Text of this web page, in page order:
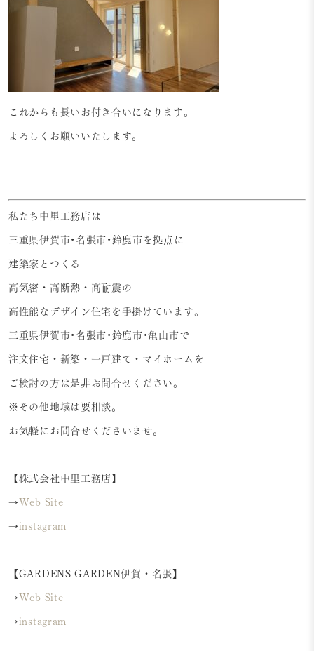
これからも長いお付き合いになります。
よろしくお願いいたします。
私たち中里工務店は
三重県伊賀市•名張市•鈴鹿市を拠点に
建築家とつくる
高気密・高断熱・高耐震の
高性能なデザイン住宅を手掛けています。
三重県伊賀市•名張市•鈴鹿市•亀山市で
注文住宅・新築・一戸建て・マイホームを
ご検討の方は是非お問合せください。
※その他地域は要相談。
お気軽にお問合せくださいませ。
【株式会社中里工務店】
→ Web Site
→ instagram
【GARDENS GARDEN伊賀・名張】
→ Web Site
→ instagram